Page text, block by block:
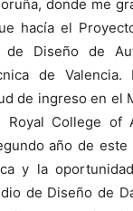
donde me
hacía el
de Diseño de
de Valencia.
de ingreso en el
College of
año de este
y la
de Diseño de